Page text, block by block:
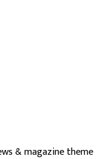
& magazine theme